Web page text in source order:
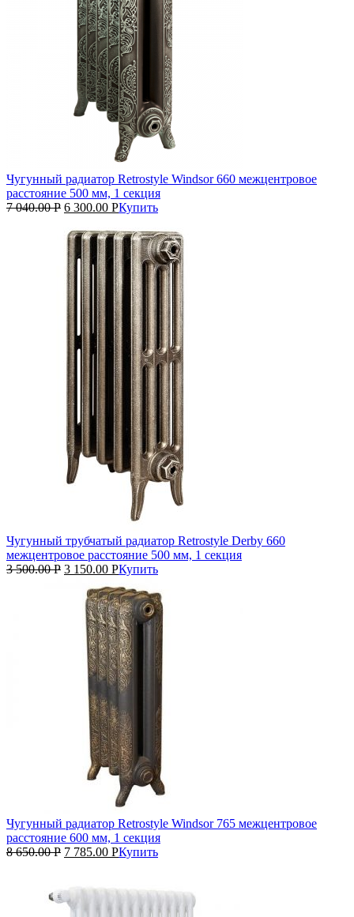
Чугунный радиатор Retrostyle Windsor 660 межцентровое
расстояние 500 мм, 1 секция
7 040.00Р 6 300.00 РКупить
Чугунный трубчатый радиатор Retrostyle Derby 660
межцентровое расстояние 500 мм, 1 секция
3 500.00Р 3 150.00 РКупить
Чугунный радиатор Retrostyle Windsor 765 межцентровое
расстояние 600 мм, 1 секция
8 650.00Р 7 785.00 РКупить